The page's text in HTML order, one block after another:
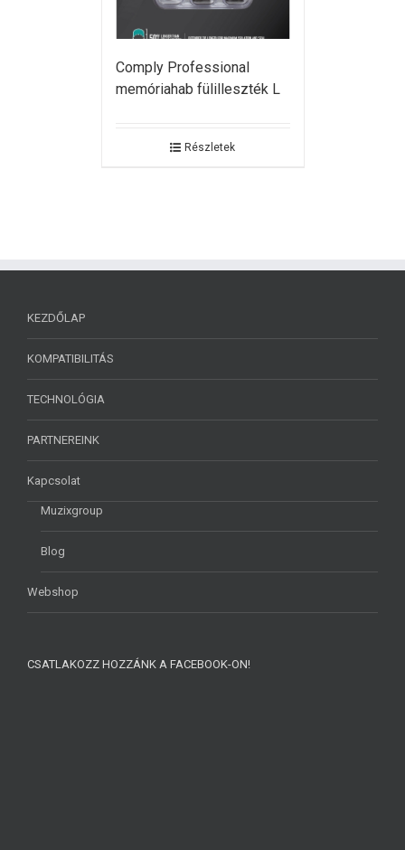
Comply Professional
memóriahab fülilleszték L
Részletek
KEZDŐLAP
KOMPATIBILITÁS
TECHNOLÓGIA
PARTNEREINK
Kapcsolat
Muzixgroup
Blog
Webshop
CSATLAKOZZ HOZZÁNK A FACEBOOK-ON!